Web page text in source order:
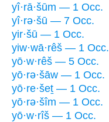
yî·rā·šūm — 1 Occ.
yî·rə·šū — 7 Occ.
yir·šū — 1 Occ.
yiw·wā·rêš — 1 Occ.
yō·w·rêš — 5 Occ.
yō·rə·šāw — 1 Occ.
yō·re·šeṯ — 1 Occ.
yō·rə·šîm — 1 Occ.
yō·w·rîš — 1 Occ.